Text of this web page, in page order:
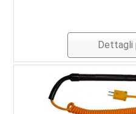
Dettagli